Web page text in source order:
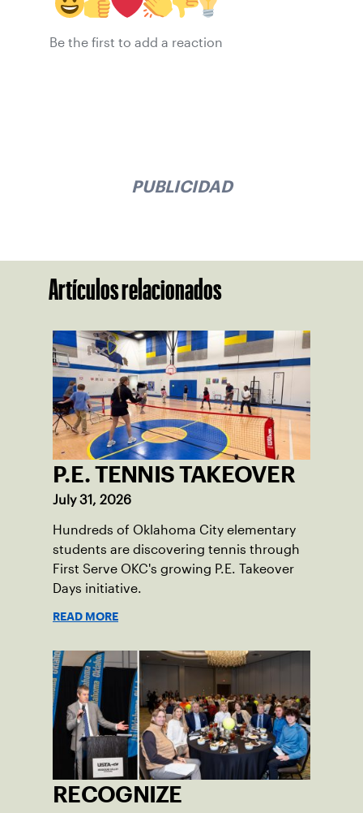
Be the first to add a reaction
PUBLICIDAD
Artículos relacionados
P.E. TENNIS TAKEOVER
July 31, 2026
Hundreds of Oklahoma City elementary
students are discovering tennis through
First Serve OKC's growing P.E. Takeover
Days initiative.
READ MORE
RECOGNIZE